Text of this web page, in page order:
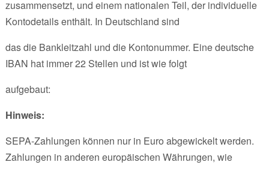
zusammensetzt, und einem nationalen Teil, der individuelle
Kontodetails enthält. In Deutschland sind
das die Bankleitzahl und die Kontonummer. Eine deutsche
IBAN hat immer 22 Stellen und ist wie folgt
aufgebaut:
Hinweis:
SEPA-Zahlungen können nur in Euro abgewickelt werden.
Zahlungen in anderen europäischen Währungen, wie